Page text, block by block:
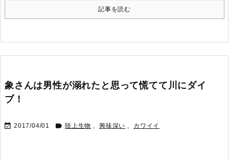
記事を読む
象さんは男性が溺れたと思って慌てて川にダイ
ブ！
 2017/04/01  陸上生物 , 興味深い , カワイイ